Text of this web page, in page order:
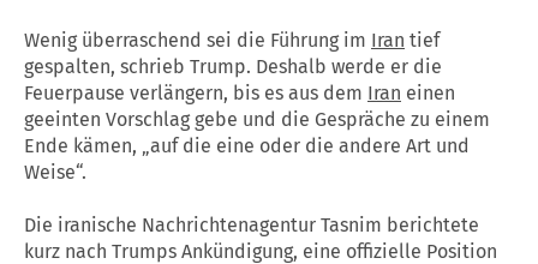
Wenig überraschend sei die Führung im Iran tief
gespalten, schrieb Trump. Deshalb werde er die
Feuerpause verlängern, bis es aus dem Iran einen
geeinten Vorschlag gebe und die Gespräche zu einem
Ende kämen, „auf die eine oder die andere Art und
Weise“.
Die iranische Nachrichtenagentur Tasnim berichtete
kurz nach Trumps Ankündigung, eine offizielle Position